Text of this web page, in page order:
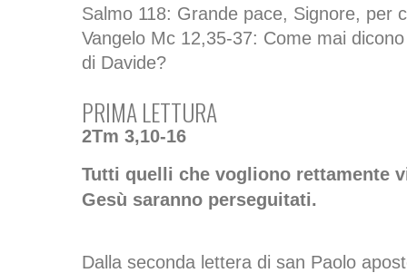
Salmo 118: Grande pace, Signore, per
Vangelo Mc 12,35-37: Come mai
di Davide?
PRIMA LETTURA
2Tm 3,10-16
Tutti quelli che vogliono rettamente
Gesù saranno perseguitati.
Dalla seconda lettera di san Paolo